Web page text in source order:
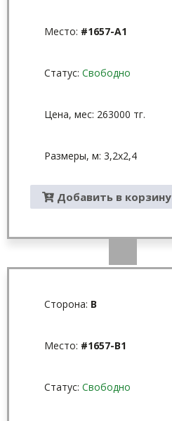
Место: #1657-A1
Статус: Свободно
Цена, мес: 263000 тг.
Размеры, м: 3,2x2,4
Добавить в корзину
Сторона: B
Место: #1657-B1
Статус: Свободно